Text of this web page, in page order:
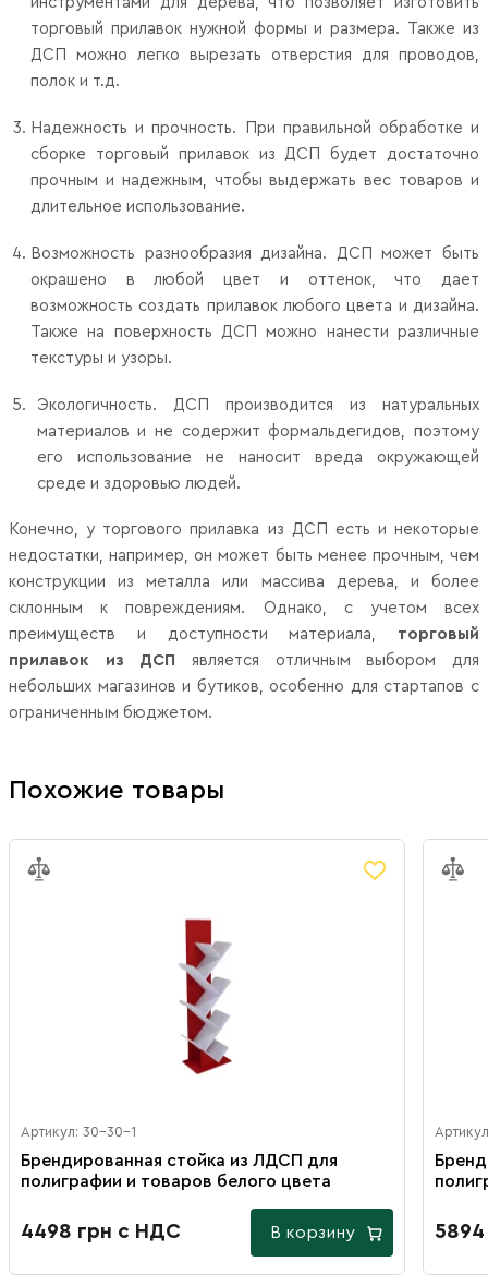
торговый прилавок нужной формы и размера. Также из
ДСП можно легко вырезать отверстия для проводов,
полок и т.д.
Надежность и прочность. При правильной обработке и
сборке торговый прилавок из ДСП будет достаточно
прочным и надежным, чтобы выдержать вес товаров и
длительное использование.
Возможность разнообразия дизайна. ДСП может быть
окрашено в любой цвет и оттенок, что дает
возможность создать прилавок любого цвета и дизайна.
Также на поверхность ДСП можно нанести различные
текстуры и узоры.
Экологичность. ДСП производится из натуральных
материалов и не содержит формальдегидов, поэтому
его использование не наносит вреда окружающей
среде и здоровью людей.
Конечно, у торгового прилавка из ДСП есть и некоторые
недостатки, например, он может быть менее прочным, чем
конструкции из металла или массива дерева, и более
склонным к повреждениям. Однако, с учетом всех
преимуществ и доступности материала, торговый
прилавок из ДСП
является отличным выбором для
небольших магазинов и бутиков, особенно для стартапов с
ограниченным бюджетом.
Похожие товары
Артикул: 30-30-1
Брендированная стойка из ЛДСП для
полиграфии и товаров белого цвета
4498 грн с НДС В корзину